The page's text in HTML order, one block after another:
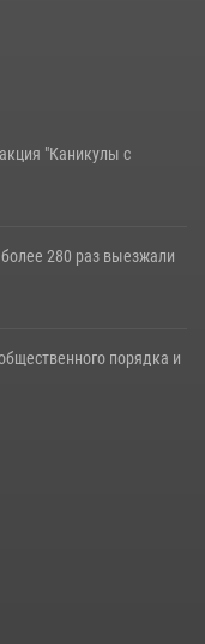
"Каникулы с
280 раз выезжали
порядка и